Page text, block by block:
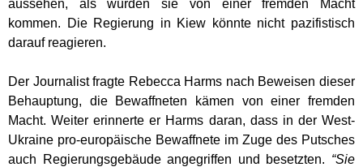
aussehen, als würden sie von einer fremden Macht
kommen. Die Regierung in Kiew könnte nicht pazifistisch
darauf reagieren.
Der Journalist fragte Rebecca Harms nach Beweisen dieser
Behauptung, die Bewaffneten kämen von einer fremden
Macht. Weiter erinnerte er Harms daran, dass in der West-
Ukraine pro-europäische Bewaffnete im Zuge des Putsches
auch Regierungsgebäude angegriffen und besetzten. “Sie